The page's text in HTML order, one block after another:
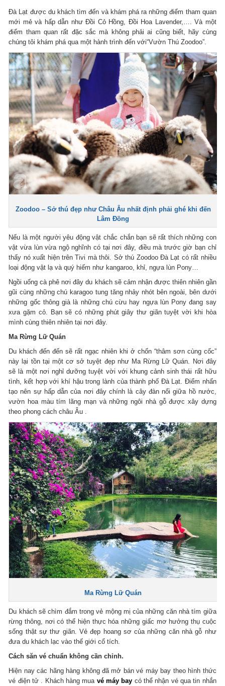
Đà Lạt được du khách tìm đến và khám phá ra những điểm tham quan
mới mẻ và hấp dẫn như Đồi Cỏ Hồng, Đồi Hoa Lavender,…. Và một
điểm tham quan rất đặc sắc mà không phải ai cũng biết, hãy cùng
chúng tôi khám phá qua một hành trình đến với“Vườn Thú Zoodoo”.
Zoodoo – Sở thú đẹp như Châu Âu nhất định phải ghé khi đến
Lâm Đồng
Nếu là một người yêu động vật chắc chắn bạn sẽ rất thích những con
vật vừa lùn vừa ngộ nghĩnh có tại nơi đây, điều mà trước giờ bạn chỉ
thấy nó xuất hiện trên Tivi mà thôi. Sở thú Zoodoo Đà Lạt có rất nhiều
loại động vật lạ và quý hiếm như kangaroo, khỉ, ngựa lùn Pony…
Ngồi uống cà phê nơi đây du khách sẽ cảm nhận được thiên nhiên gần
gũi cùng những chú karagoo tung tăng nhảy nhót bên ngoài, bên dưới
những gốc thông già là những chú cừu hay ngựa lùn Pony đang say
xưa gặm cỏ. Bạn sẽ có những phút giây thư giãn tuyệt vời khi hòa
mình cùng thiên nhiên tại nơi đây.
Ma Rừng Lữ Quán
Du khách đến đến sẽ rất ngạc nhiên khi ở chốn “thâm sơn cùng cốc”
này lại tồn tại một cơ sở tuyệt đẹp như Ma Rừng Lữ Quán. Nơi đây
sẽ là một nơi nghỉ dưỡng tuyệt vời với khung cảnh sinh thái rất hữu
tình, kết hợp với khí hậu trong lành của thành phố Đà Lạt. Điểm nhấn
tạo nên sự hấp dẫn của nơi đây chính là cây đàn nổi giữa hồ nước,
vườn hoa màu tím lãng mạn và những ngôi nhà gỗ được xây dựng
theo phong cách châu Âu .
Ma Rừng Lữ Quán
Du khách sẽ chìm đắm trong vẻ mộng mị của những căn nhà tím giữa
rừng thông, nơi có thể hiện thực hóa những giấc mơ hưởng thụ cuộc
sống thật sự thư giãn. Vẻ đẹp hoang sơ của những căn nhà gỗ như
đưa du khách lạc vào thế giới cổ tích.
Cách săn vé chuẩn không cần chỉnh.
Hiện nay các hãng hàng không đã mở bán vé máy bay theo hình thức
vé điện tử . Khách hàng mua vé máy bay có thể nhận vé qua tin nhắn